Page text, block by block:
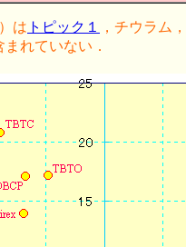
は トピック１
，チウラム
れていない．